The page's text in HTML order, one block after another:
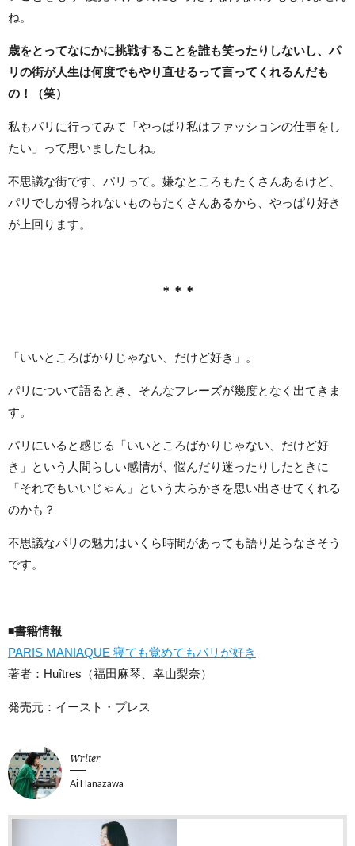
ね。
歳をとってなにかに挑戦することを誰も笑ったりしないし、パ
リの街が人生は何度でもやり直せるって言ってくれるんだも
の！（笑）
私もパリに行ってみて「やっぱり私はファッションの仕事をし
たい」って思いましたしね。
不思議な街です、パリって。嫌なところもたくさんあるけど、
パリでしか得られないものもたくさんあるから、やっぱり好き
が上回ります。
＊＊＊
「いいところばかりじゃない、だけど好き」。
パリについて語るとき、そんなフレーズが幾度となく出てきま
す。
パリにいると感じる「いいところばかりじゃない、だけど好
き」という人間らしい感情が、悩んだり迷ったりしたときに
「それでもいいじゃん」という大らかさを思い出させてくれる
のかも？
不思議なパリの魅力はいくら時間があっても語り足らなさそう
です。
◾️書籍情報
PARIS MANIAQUE 寝ても覚めてもパリが好き
著者：Huîtres（福田麻琴、幸山梨奈）
発売元：イースト・プレス
Writer
Ai Hanazawa